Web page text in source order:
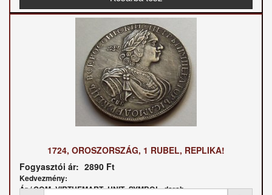
1724, OROSZORSZÁG, 1 RUBEL, REPLIKA!
Fogyasztói ár: 2890 Ft
Kedvezmény:
Ár / COM_VIRTUEMART_UNIT_SYMBOL_darab: